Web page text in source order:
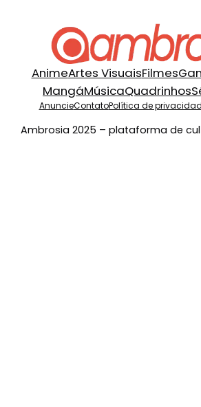
AnimeArtes VisuaisFilmes
MangáMúsicaQuadrinhos
AnuncieContatoPolítica de
Ambrosia 2025 – plataforma de